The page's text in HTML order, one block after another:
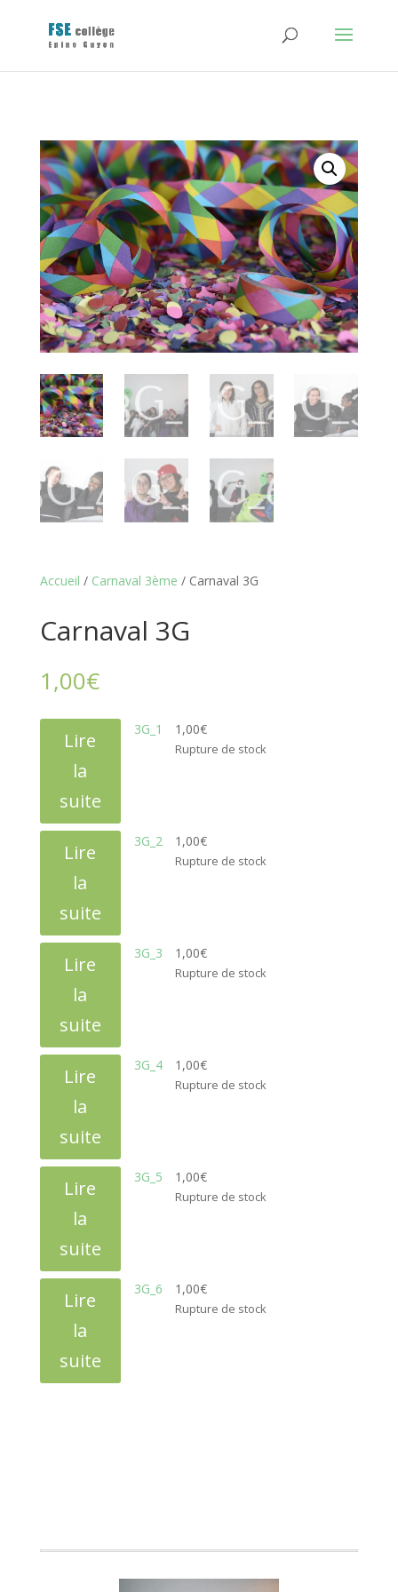
Accueil / Carnaval 3ème / Carnaval 3G
Carnaval 3G
1,00€
Lire
la
suite
3G_1 1,00€
Rupture de stock
Lire
la
suite
3G_2 1,00€
Rupture de stock
Lire
la
suite
3G_3 1,00€
Rupture de stock
Lire
la
suite
3G_4 1,00€
Rupture de stock
Lire
la
suite
3G_5 1,00€
Rupture de stock
Lire
la
suite
3G_6 1,00€
Rupture de stock